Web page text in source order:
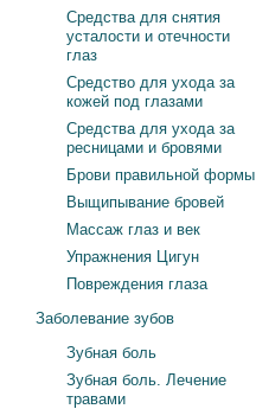
Средства для снятия
усталости и отечности
глаз
Средство для ухода за
кожей под глазами
Средства для ухода за
ресницами и бровями
Брови правильной формы
Выщипывание бровей
Массаж глаз и век
Упражнения Цигун
Повреждения глаза
Заболевание зубов
Зубная боль
Зубная боль. Лечение
травами